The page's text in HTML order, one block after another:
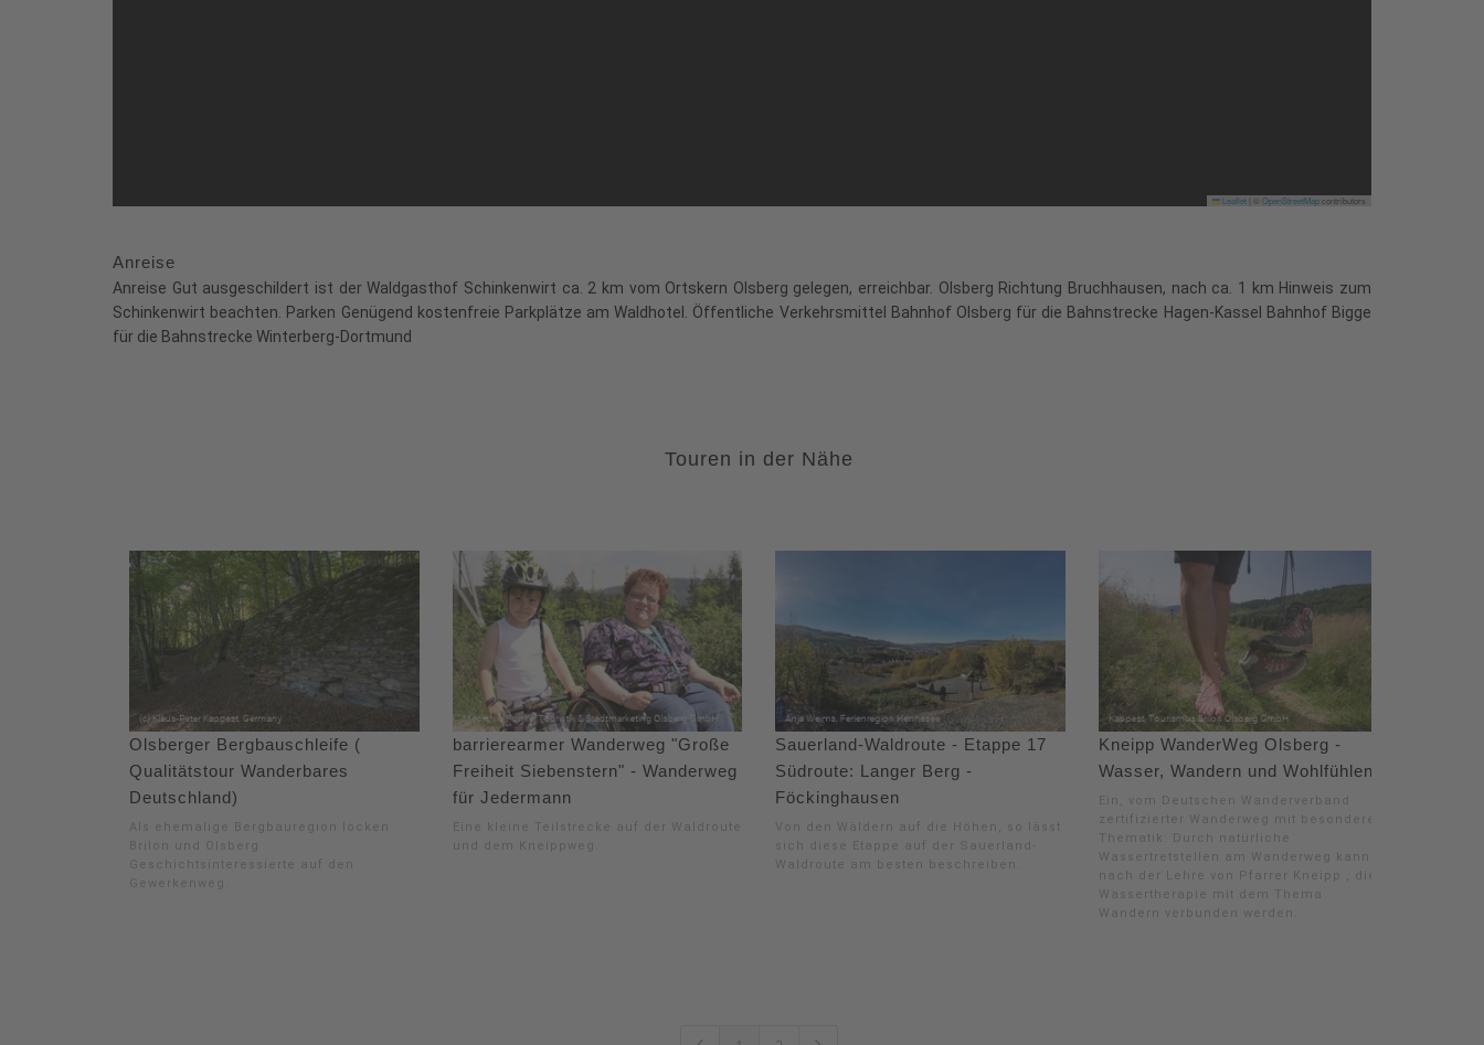
Leaflet OpenStreetMapcontributors
Anreise
Anreise Gut ausgeschildert ist der Waldgasthof Schinkenwirt ca. 2 km vom Ortskern Olsberg gelegen, erreichbar. Olsberg Richtung Bruchhausen, nach ca. 1 km Hinweis zum
Schinkenwirt beachten. Parken Genügend kostenfreie Parkplätze am Waldhotel. Öffentliche Verkehrsmittel Bahnhof Olsberg für die Bahnstrecke Hagen-Kassel Bahnhof Bigge
für die Bahnstrecke Winterberg-Dortmund
Touren in der Nähe
Olsberger Bergbauschleife (
Qualitätstour Wanderbares
Deutschland)
Als ehemalige Bergbauregion locken
Brilon und Olsberg
Geschichtsinteressierte auf den
Gewerkenweg.
barrierearmer Wanderweg "Große
Freiheit Siebenstern" - Wanderweg
für Jedermann
Eine kleine Teilstrecke auf der Waldroute
und dem Kneippweg.
Sauerland-Waldroute - Etappe 17
Südroute: Langer Berg -
Föckinghausen
Von den Wäldern auf die Höhen, so lässt
sich diese Etappe auf der Sauerland-
Waldroute am besten beschreiben.
Kneipp WanderWeg Olsberg -
Wasser, Wandern und Wohlfühlen
Ein, vom Deutschen Wanderverband
zertifizierter Wanderweg mit besonderer
Thematik: Durch natürliche
Wassertretstellen am Wanderweg kann
nach der Lehre von Pfarrer Kneipp , die
Wassertherapie mit dem Thema
Wandern verbunden werden.